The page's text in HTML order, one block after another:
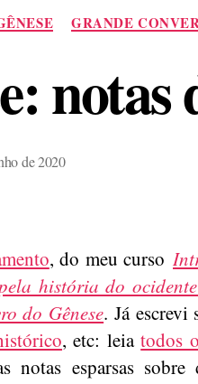
representar
realidade”
GRANDE
notas
de 2020
, do meu curso
história do
do Gênese. Já escrevi
, etc: leiatodos
notas esparsas sobre